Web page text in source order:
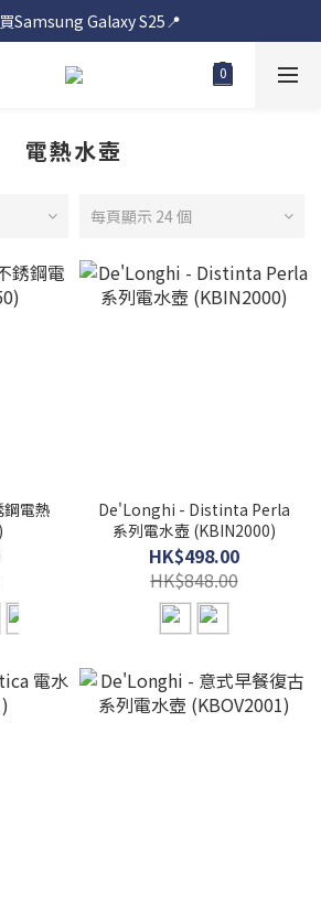
Samsung Galaxy S25📍
Samsung Galaxy S25📍
您$50超市電子購物禮券🎟️
買Samsung Galaxy S25📍
電熱水壺
每頁顯示 24 個
電熱
De'Longhi - Distinta Perla
系列電水壺 (KBIN2000)
HK$498.00
HK$848.00